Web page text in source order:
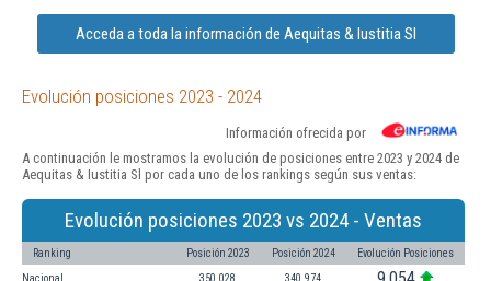
Acceda a toda la información de Aequitas & Iustitia Sl
Evolución posiciones 2023 - 2024
Información ofrecida por
A continuación le mostramos la evolución de posiciones entre 2023 y 2024 de
Aequitas & Iustitia Sl por cada uno de los rankings según sus ventas:
Evolución posiciones 2023 vs 2024 - Ventas
Ranking Posición 2023 Posición 2024 Evolución Posiciones
Nacional 350.028 340.974